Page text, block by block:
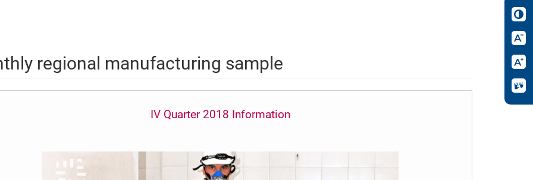
regional manufacturing sample
IV Quarter 2018 Information